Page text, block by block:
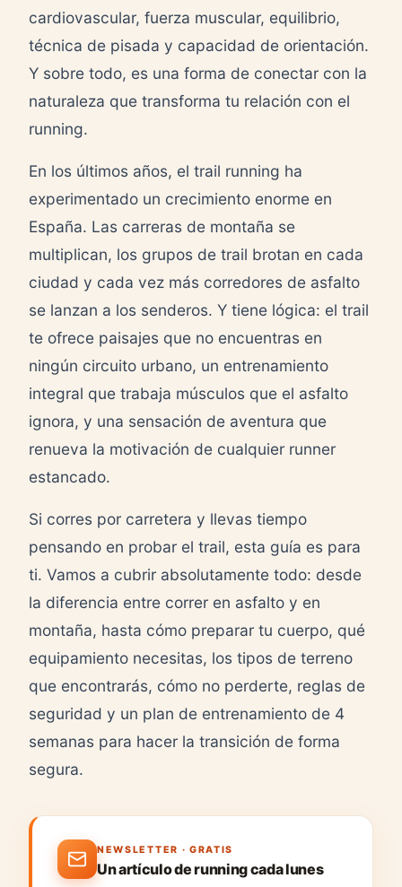
cardiovascular, fuerza muscular, equilibrio,
técnica de pisada y capacidad de orientación.
Y sobre todo, es una forma de conectar con la
naturaleza que transforma tu relación con el
running.
En los últimos años, el trail running ha
experimentado un crecimiento enorme en
España. Las carreras de montaña se
multiplican, los grupos de trail brotan en cada
ciudad y cada vez más corredores de asfalto
se lanzan a los senderos. Y tiene lógica: el trail
te ofrece paisajes que no encuentras en
ningún circuito urbano, un entrenamiento
integral que trabaja músculos que el asfalto
ignora, y una sensación de aventura que
renueva la motivación de cualquier runner
estancado.
Si corres por carretera y llevas tiempo
pensando en probar el trail, esta guía es para
ti. Vamos a cubrir absolutamente todo: desde
la diferencia entre correr en asfalto y en
montaña, hasta cómo preparar tu cuerpo, qué
equipamiento necesitas, los tipos de terreno
que encontrarás, cómo no perderte, reglas de
seguridad y un plan de entrenamiento de 4
semanas para hacer la transición de forma
segura.
NEWSLETTER · GRATIS
Un artículo de running cada lunes